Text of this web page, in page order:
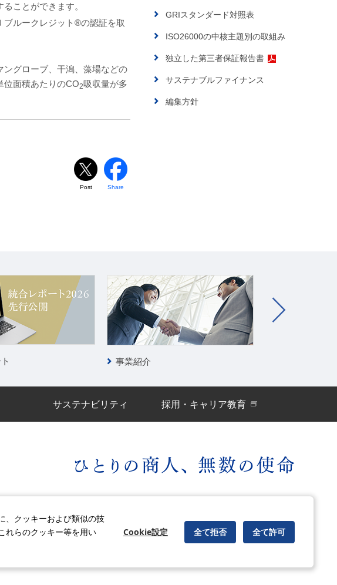
ことができます。
ブルークレジット®の認証を取
グローブ、干潟、藻場などの
位面積あたりのCO2吸収量が多
Post Share
GRIスタンダード対照表
ISO26000の中核主題別の取組み
独立した第三者保証報告書
サステナブルファイナンス
編集方針
事業紹介
サステナビリティ 採用・キャリア教育
、クッキーおよび類似の技
れらのクッキー等を用い
Cookie設定 全て拒否 全て許可